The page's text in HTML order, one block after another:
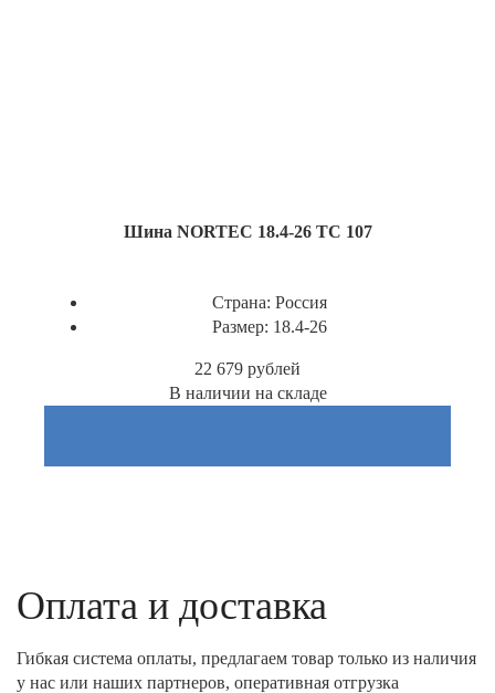
Шина NORTEC 18.4-26 TC 107
Страна: Россия
Размер: 18.4-26
22 679 рублей
В наличии на складе
Оплата и доставка
Гибкая система оплаты, предлагаем товар только из наличия
у нас или наших партнеров, оперативная отгрузка